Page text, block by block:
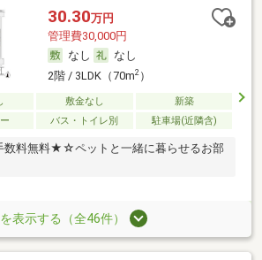
30.30万円
管理費30,000円
なし
なし
2階 / 3LDK（70m2）
敷金なし
新築
バス・トイレ別 駐車場(近隣含)
料無料★☆ペットと一緒に暮らせるお部
表示する（全46件）